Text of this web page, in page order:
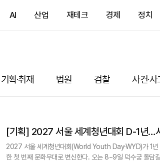
AI 산업 재테크 경제 정치
기획·취재 법원 검찰 사건·사
[기획] 2027 서울 세계청년대회 D-1년…서울 한복판에서 만나는 '가톨릭 문화의 모든
것'
2027 서울 세계청년대회(World Youth Day·WYD)가 1년
한 첫 번째 문화무대로 변신한다. 오는 8~9일 덕수궁 돌담길 일대에서 열리는 '2026 가톨릭문화박람회'는 단순한 종교행